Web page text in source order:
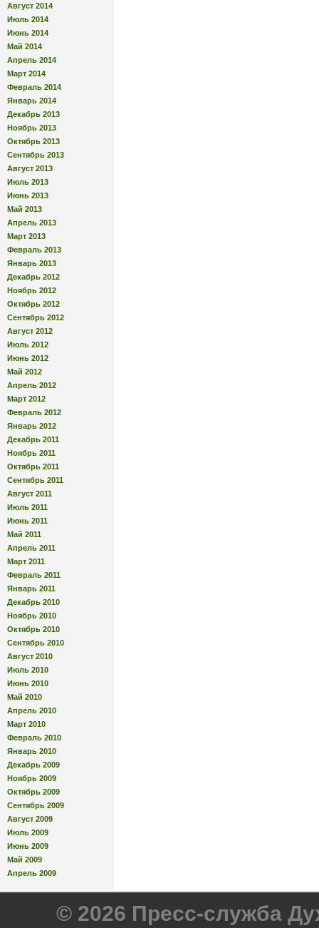
Август 2014
Июль 2014
Июнь 2014
Май 2014
Апрель 2014
Март 2014
Февраль 2014
Январь 2014
Декабрь 2013
Ноябрь 2013
Октябрь 2013
Сентябрь 2013
Август 2013
Июль 2013
Июнь 2013
Май 2013
Апрель 2013
Март 2013
Февраль 2013
Январь 2013
Декабрь 2012
Ноябрь 2012
Октябрь 2012
Сентябрь 2012
Август 2012
Июль 2012
Июнь 2012
Май 2012
Апрель 2012
Март 2012
Февраль 2012
Январь 2012
Декабрь 2011
Ноябрь 2011
Октябрь 2011
Сентябрь 2011
Август 2011
Июль 2011
Июнь 2011
Май 2011
Апрель 2011
Март 2011
Февраль 2011
Январь 2011
Декабрь 2010
Ноябрь 2010
Октябрь 2010
Сентябрь 2010
Август 2010
Июль 2010
Июнь 2010
Май 2010
Апрель 2010
Март 2010
Февраль 2010
Январь 2010
Декабрь 2009
Ноябрь 2009
Октябрь 2009
Сентябрь 2009
Август 2009
Июль 2009
Июнь 2009
Май 2009
Апрель 2009
© 2026 Пресс-служба